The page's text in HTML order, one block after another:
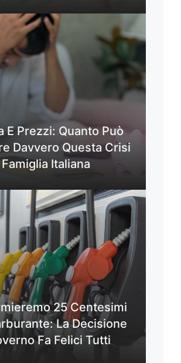
E Prezzi: Quanto Può
Davvero Questa Crisi
Italiana
25 Centesimi
La Decisione
Fa Felici Tutti